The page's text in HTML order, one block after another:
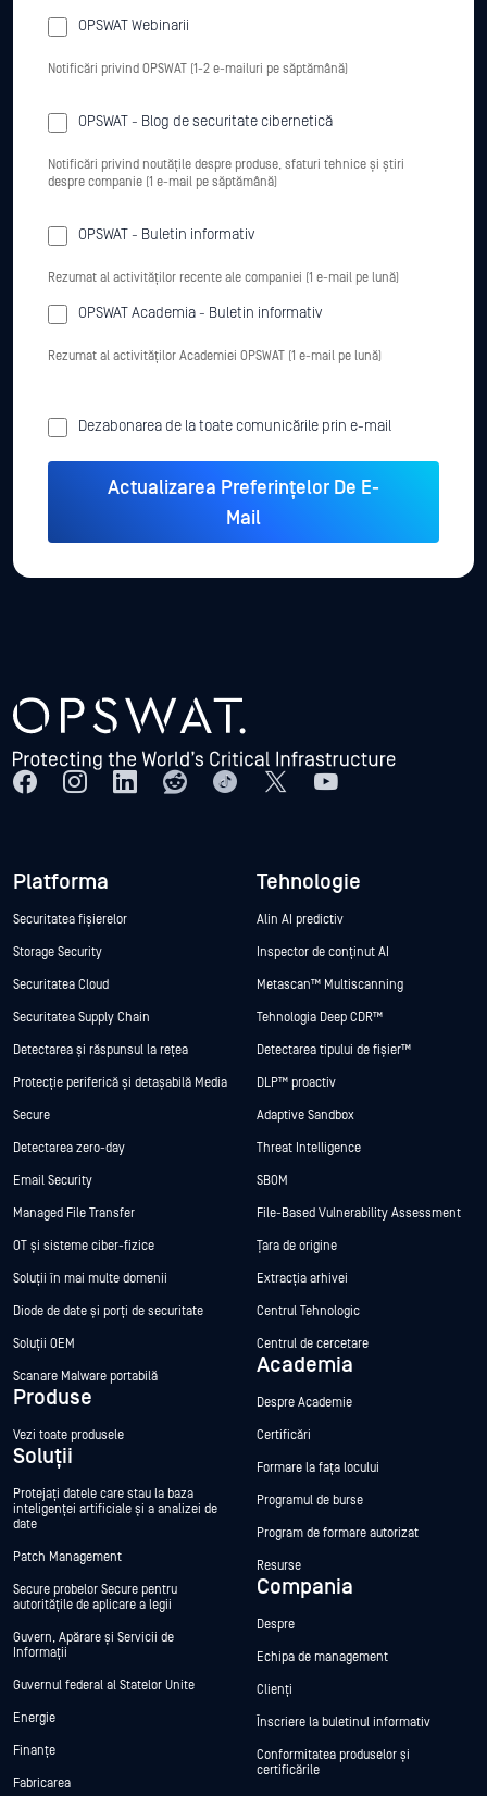
OPSWAT Webinarii
Notificări privind OPSWAT (1-2 e-mailuri pe săptămână)
OPSWAT - Blog de securitate cibernetică
Notificări privind noutățile despre produse, sfaturi tehnice și știri
despre companie (1 e-mail pe săptămână)
OPSWAT - Buletin informativ
Rezumat al activităților recente ale companiei (1 e-mail pe lună)
OPSWAT Academia - Buletin informativ
Rezumat al activităților Academiei OPSWAT (1 e-mail pe lună)
Dezabonarea de la toate comunicările prin e-mail
Platforma
Securitatea fișierelor
Storage Security
Securitatea Cloud
Securitatea Supply Chain
Detectarea și răspunsul la rețea
Protecție periferică și detașabilă Media
Secure
Detectarea zero-day
Email Security
Managed File Transfer
OT și sisteme ciber-fizice
Soluții în mai multe domenii
Diode de date și porți de securitate
Soluții OEM
Scanare Malware portabilă
Produse
Vezi toate produsele
Soluții
Protejați datele care stau la baza
inteligenței artificiale și a analizei de
date
Patch Management
Secure probelor Secure pentru
autoritățile de aplicare a legii
Guvern, Apărare și Servicii de
Informații
Guvernul federal al Statelor Unite
Energie
Finanțe
Fabricarea
Tehnologie
Alin AI predictiv
Inspector de conținut AI
Metascan™ Multiscanning
Tehnologia Deep CDR™
Detectarea tipului de fișier™
DLP™ proactiv
Adaptive Sandbox
Threat Intelligence
SBOM
File-Based Vulnerability Assessment
Țara de origine
Extracția arhivei
Centrul Tehnologic
Centrul de cercetare
Academia
Despre Academie
Certificări
Formare la fața locului
Programul de burse
Program de formare autorizat
Resurse
Compania
Despre
Echipa de management
Clienți
Înscriere la buletinul informativ
Conformitatea produselor și
certificările